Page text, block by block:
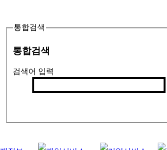
통합검색
통합검색
검색어 입력